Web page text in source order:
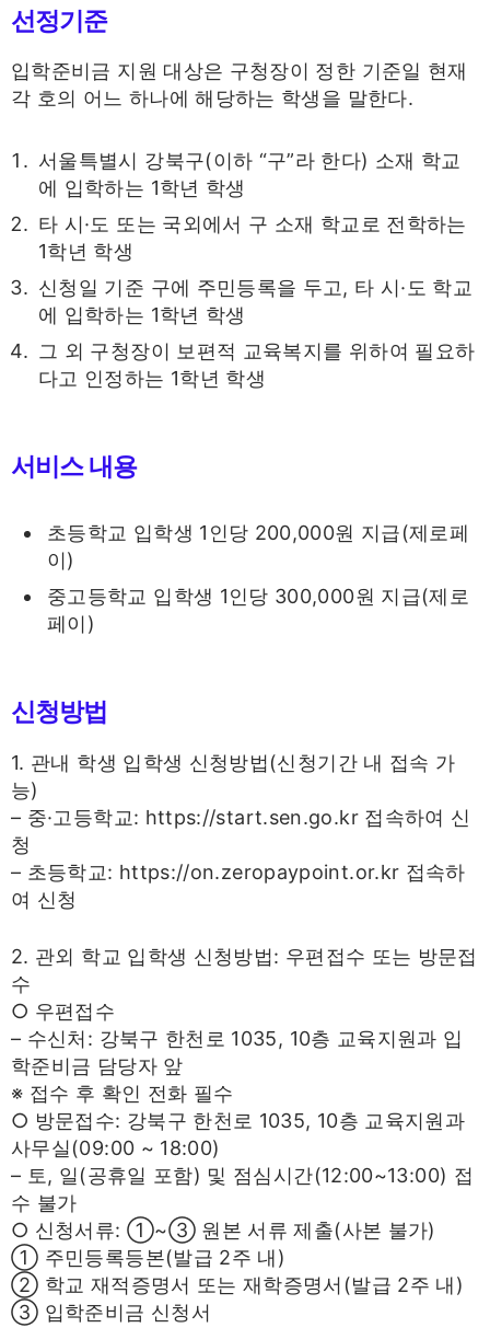
선정기준
입학준비금 지원 대상은 구청장이 정한 기준일 현재
각 호의 어느 하나에 해당하는 학생을 말한다.
서울특별시 강북구(이하 “구”라 한다) 소재 학교
에 입학하는 1학년 학생
타 시·도 또는 국외에서 구 소재 학교로 전학하는
1학년 학생
신청일 기준 구에 주민등록을 두고, 타 시·도 학교
에 입학하는 1학년 학생
그 외 구청장이 보편적 교육복지를 위하여 필요하
다고 인정하는 1학년 학생
서비스 내용
초등학교 입학생 1인당 200,000원 지급(제로페
이)
중고등학교 입학생 1인당 300,000원 지급(제로
페이)
신청방법
1. 관내 학생 입학생 신청방법(신청기간 내 접속 가
능)
– 중·고등학교: https://start.sen.go.kr 접속하여 신
청
– 초등학교: https://on.zeropaypoint.or.kr 접속하
여 신청
2. 관외 학교 입학생 신청방법: 우편접수 또는 방문접
수
○ 우편접수
– 수신처: 강북구 한천로 1035, 10층 교육지원과 입
학준비금 담당자 앞
※ 접수 후 확인 전화 필수
○ 방문접수: 강북구 한천로 1035, 10층 교육지원과
사무실(09:00 ~ 18:00)
– 토, 일(공휴일 포함) 및 점심시간(12:00~13:00) 접
수 불가
○ 신청서류: ①~③ 원본 서류 제출(사본 불가)
① 주민등록등본(발급 2주 내)
② 학교 재적증명서 또는 재학증명서(발급 2주 내)
③ 입학준비금 신청서